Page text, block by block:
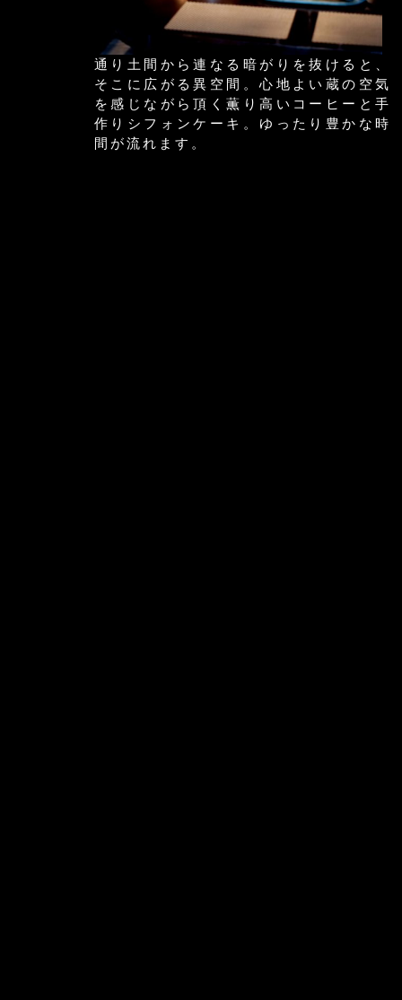
通り土間から連なる暗がりを抜けると、
そこに広がる異空間。心地よい蔵の空気
を感じながら頂く薫り高いコーヒーと手
作りシフォンケーキ。ゆったり豊かな時
間が流れます。